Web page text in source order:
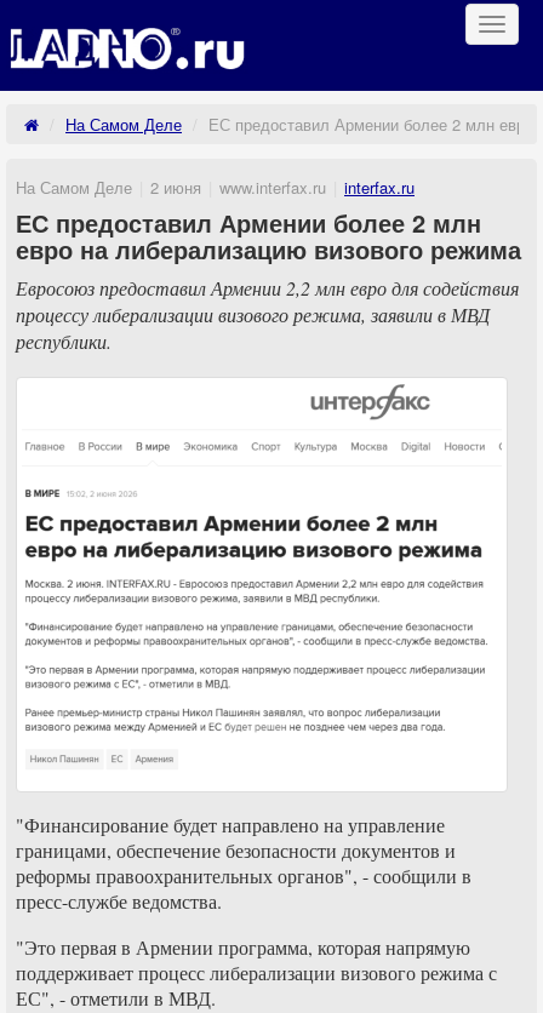
На Самом Деле ЕС предоставил Армении более 2 млн евро
На Самом Деле 2 июня www.interfax.ru interfax.ru
ЕС предоставил Армении более 2 млн
евро на либерализацию визового режима
Евросоюз предоставил Армении 2,2 млн евро для содействия
процессу либерализации визового режима, заявили в МВД
республики.
"Финансирование будет направлено на управление
границами, обеспечение безопасности документов и
реформы правоохранительных органов", - сообщили в
пресс-службе ведомства.
"Это первая в Армении программа, которая напрямую
поддерживает процесс либерализации визового режима с
ЕС", - отметили в МВД.